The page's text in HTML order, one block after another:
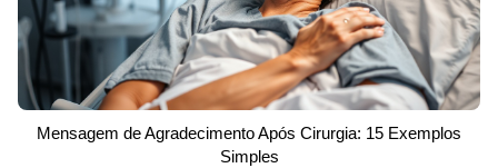
Mensagem de Agradecimento Após Cirurgia: 15 Exemplos
Simples